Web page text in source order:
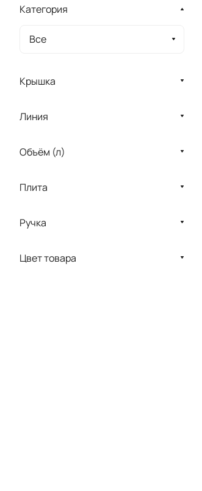
Категория
Все
Крышка
Линия
Объём (л)
Плита
Ручка
Цвет товара